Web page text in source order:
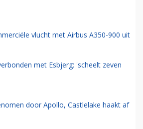
vlucht met Airbus A350-900 uit
met Esbjerg: 'scheelt zeven
door Apollo, Castlelake haakt af